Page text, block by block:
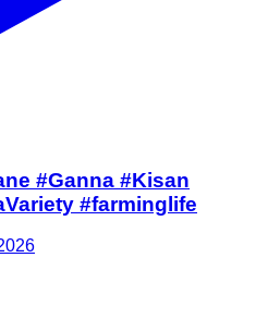
#Ganna #Kisan
#farminglife